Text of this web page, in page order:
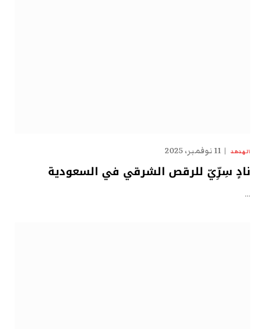
الهدهد 11 نوفمبر، 2025
نادٍ سِرِّيّ للرقص الشرقي في السعودية
…